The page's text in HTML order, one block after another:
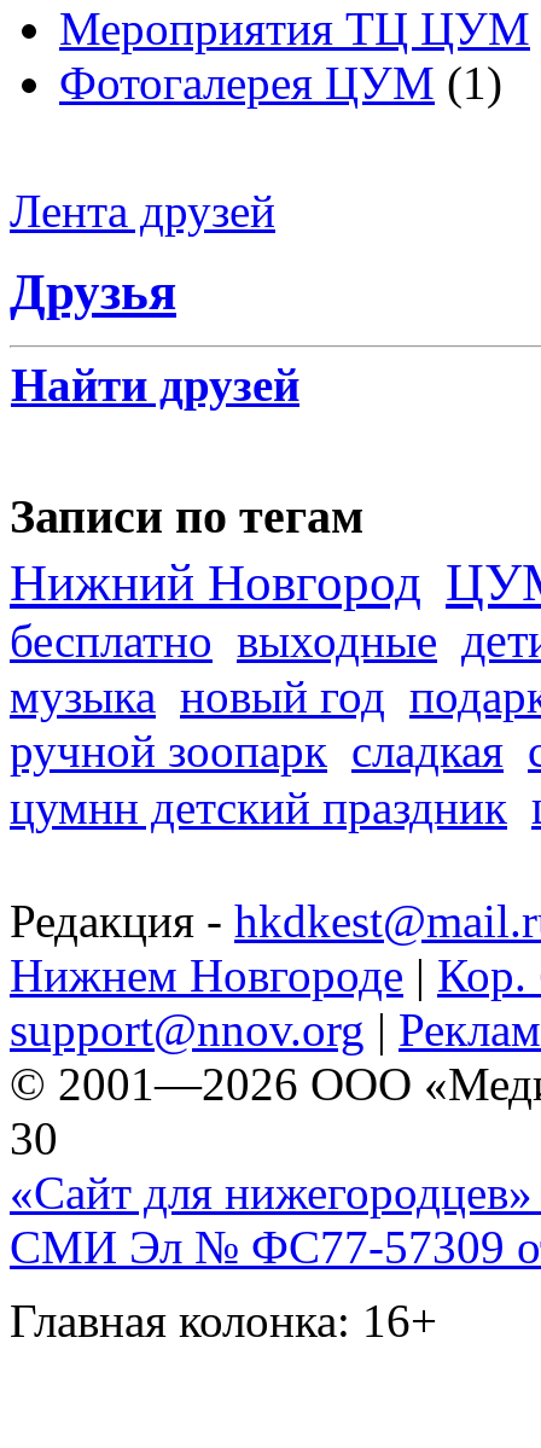
Мероприятия ТЦ ЦУМ
Фотогалерея ЦУМ (1)
Лента друзей
Друзья
Найти друзей
Записи по тегам
Нижний Новгород
бесплатно выходные
музыка новый год
ручной зоопарк сладкая
цумнн детский праздник
Редакция -
Нижнем Новгороде | Кор.
support@nnov.org |
© 2001—2026 ООО
30
«Сайт для нижегородцев»
СМИ Эл № ФС77-57309
Главная колонка: 16+